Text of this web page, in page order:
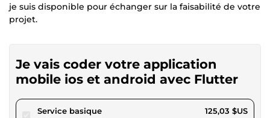
je suis disponible pour échanger sur la faisabilité de votre
projet.
Je vais coder votre application
mobile ios et android avec Flutter
Service basiquepour 115,23 $US 125,03 $US